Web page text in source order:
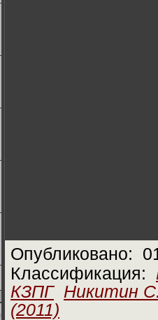
Опубликовано:
Классификация:
КЗПГ Никитин
(2011)